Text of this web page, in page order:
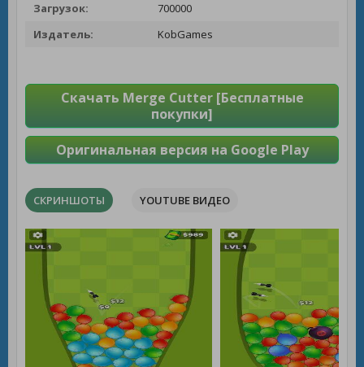
Загрузок:
700000
Издатель:
KobGames
Скачать Merge Cutter [Бесплатные
покупки]
Оригинальная версия на Google Play
СКРИНШОТЫ YOUTUBE ВИДЕО